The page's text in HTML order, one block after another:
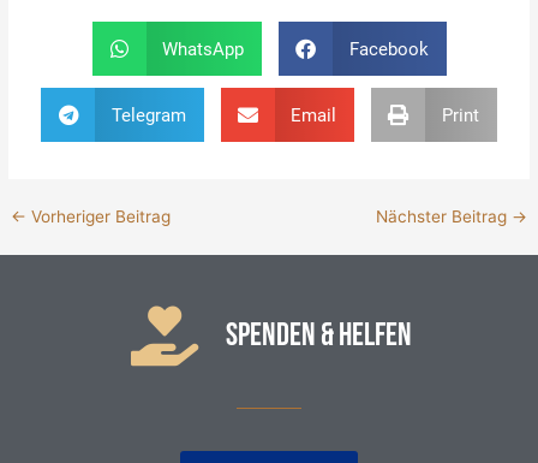
WhatsApp Facebook
Telegram Email Print
← Vorheriger Beitrag Nächster Beitrag →
SPENDEN & HELFEN